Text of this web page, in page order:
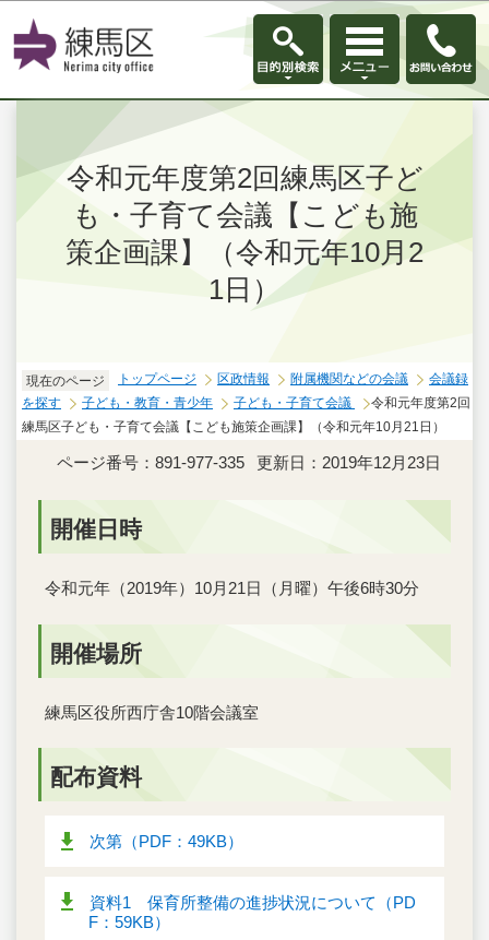
このページの本文へ移動
令和元年度第2回練馬区子ど
も・子育て会議【こども施
策企画課】（令和元年10月2
1日）
現在のページ トップページ 区政情報 附属機関などの会議
会議録
を探す
子ども・教育・青少年 子ども・子育て会議
令和元年度第2回
練馬区子ども・子育て会議【こども施策企画課】（令和元年10月21日）
ページ番号：891-977-335 更新日：2019年12月23日
開催日時
令和元年（2019年）10月21日（月曜）午後6時30分
開催場所
練馬区役所西庁舎10階会議室
配布資料
次第（PDF：49KB）
資料1 保育所整備の進捗状況について（PD
F：59KB）